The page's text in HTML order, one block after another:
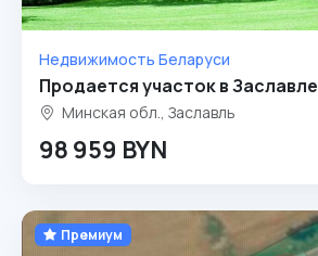
Недвижимость Беларуси
Продается участок в Заславле
Минская обл., Заславль
98 959 BYN
Премиум